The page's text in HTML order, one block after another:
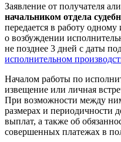
Заявление от получателя
начальником отдела
передается в работу
о возбуждении
не позднее 3 дней с даты
исполнительном
Началом работы по
извещение или личная
При возможности между
размерах и периодичности
выплат, а также об
совершенных платежах в